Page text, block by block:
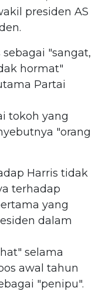
presiden AS
"sangat,
hormat"
Partai
tokoh yang
"orang
Harris tidak
terhadap
yang
dalam
selama
awal tahun
"penipu".